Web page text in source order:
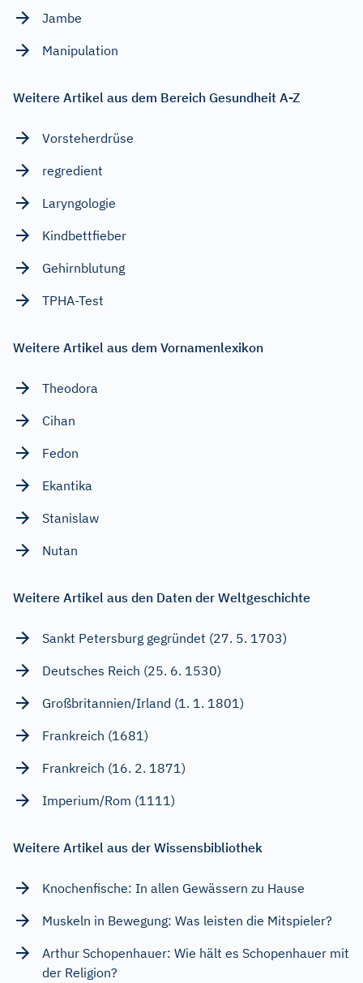
Jambe
Manipulation
Weitere Artikel aus dem Bereich Gesundheit A-Z
Vorsteherdrüse
regredient
Laryngologie
Kindbettfieber
Gehirnblutung
TPHA-Test
Weitere Artikel aus dem Vornamenlexikon
Theodora
Cihan
Fedon
Ekantika
Stanislaw
Nutan
Weitere Artikel aus den Daten der Weltgeschichte
Sankt Petersburg gegründet (27. 5. 1703)
Deutsches Reich (25. 6. 1530)
Großbritannien/Irland (1. 1. 1801)
Frankreich (1681)
Frankreich (16. 2. 1871)
Imperium/Rom (1111)
Weitere Artikel aus der Wissensbibliothek
Knochenfische: In allen Gewässern zu Hause
Muskeln in Bewegung: Was leisten die Mitspieler?
Arthur Schopenhauer: Wie hält es Schopenhauer mit
der Religion?